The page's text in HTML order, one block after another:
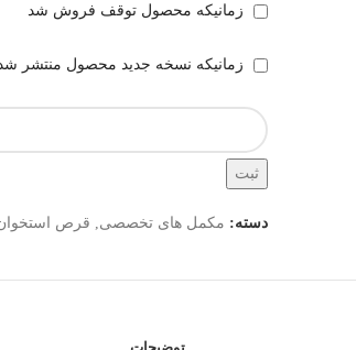
زمانیکه محصول توقف فروش شد
زمانیکه نسخه جدید محصول منتشر شد
ثبت
دسته: مکمل های تخصصی قرص